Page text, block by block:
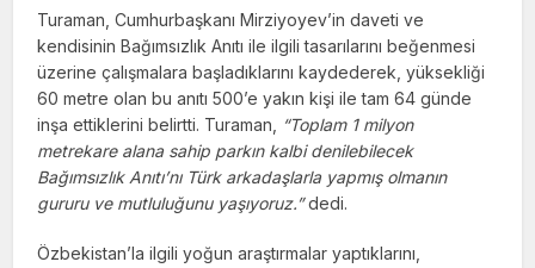
Turaman, Cumhurbaşkanı Mirziyoyev’in daveti ve
kendisinin Bağımsızlık Anıtı ile ilgili tasarılarını beğenmesi
üzerine çalışmalara başladıklarını kaydederek, yüksekliği
60 metre olan bu anıtı 500’e yakın kişi ile tam 64 günde
inşa ettiklerini belirtti. Turaman,
“Toplam 1 milyon
metrekare alana sahip parkın kalbi denilebilecek
Bağımsızlık Anıtı’nı Türk arkadaşlarla yapmış olmanın
gururu ve mutluluğunu yaşıyoruz.”dedi.
Özbekistan’la ilgili yoğun araştırmalar yaptıklarını,